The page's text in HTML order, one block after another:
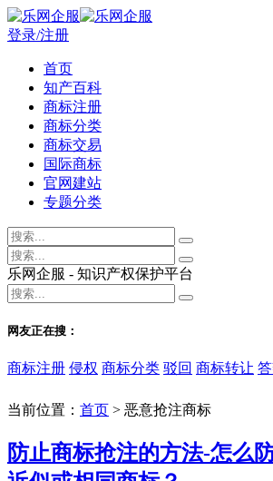
登录/注册
首页
知产百科
商标注册
商标分类
商标交易
国际商标
官网建站
专题分类
乐网企服 - 知识产权保护平台
网友正在搜：
商标注册 侵权 商标分类 驳回 商标转让
当前位置： 首页 > 恶意抢注商标
防止商标抢注的方法-怎么